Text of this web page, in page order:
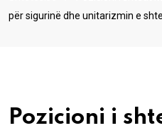
për sigurinë dhe unitarizmin e
Pozicioni i